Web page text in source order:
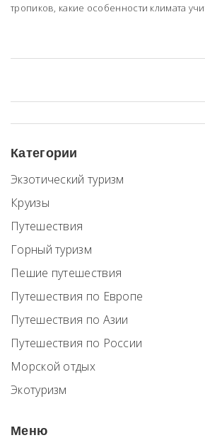
тропиков, какие особенности климата
Категории
Экзотический туризм
Круизы
Путешествия
Горный туризм
Пешие путешествия
Путешествия по Европе
Путешествия по Азии
Путешествия по России
Морской отдых
Экотуризм
Меню